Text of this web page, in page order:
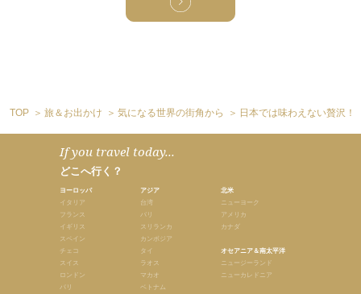
TOP 旅＆お出かけ 気になる世界の街角から 日本では味わえない贅沢！
If you travel today...
どこへ行く？
ヨーロッパ
イタリア
フランス
イギリス
スペイン
チェコ
スイス
ロンドン
パリ
アジア
台湾
バリ
スリランカ
カンボジア
タイ
ラオス
マカオ
ベトナム
北米
ニューヨーク
アメリカ
カナダ
オセアニア＆南太平洋
ニュージーランド
ニューカレドニア